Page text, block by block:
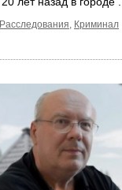
Расследования, Криминал